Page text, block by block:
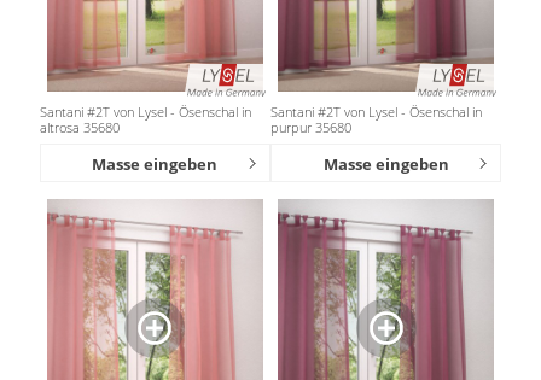
Santani #2T von Lysel - Ösenschal in
altrosa 35680
Masse eingeben
Santani #2T von Lysel - Ösenschal in
purpur 35680
Masse eingeben